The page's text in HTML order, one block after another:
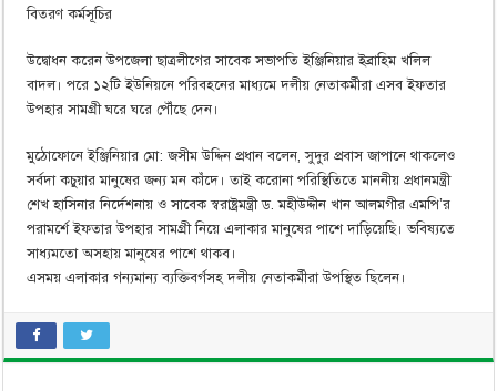
বিতরণ কর্মসূচির
উদ্বোধন করেন উপজেলা ছাত্রলীগের সাবেক সভাপতি ইঞ্জিনিয়ার ইব্রাহিম খলিল
বাদল। পরে ১২টি ইউনিয়নে পরিবহনের মাধ্যমে দলীয় নেতাকর্মীরা এসব ইফতার
উপহার সামগ্রী ঘরে ঘরে পৌঁছে দেন।
মুঠোফোনে ইঞ্জিনিয়ার মো: জসীম উদ্দিন প্রধান বলেন, সুদুর প্রবাস জাপানে থাকলেও
সর্বদা কচুয়ার মানুষের জন্য মন কাঁদে। তাই করোনা পরিস্থিতিতে মাননীয় প্রধানমন্ত্রী
শেখ হাসিনার নির্দেশনায় ও সাবেক স্বরাষ্ট্রমন্ত্রী ড. মহীউদ্দীন খান আলমগীর এমপি’র
পরামর্শে ইফতার উপহার সামগ্রী নিয়ে এলাকার মানুষের পাশে দাড়িয়েছি। ভবিষ্যতে
সাধ্যমতো অসহায় মানুষের পাশে থাকব।
এসময় এলাকার গন্যমান্য ব্যক্তিবর্গসহ দলীয় নেতাকর্মীরা উপস্থিত ছিলেন।